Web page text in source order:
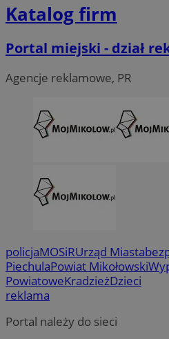
Katalog firm
Portal miejski - dział
Agencje reklamowe, PR
policjaMOSiRUrząd Miasta
PiechulaPowiat Mikołowski
PowiatoweKradzieżDzieci
reklama
Portal należy do sieci